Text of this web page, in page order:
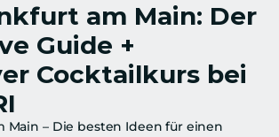
am Main: Der
Guide +
Cocktailkurs bei
Main – Die besten Ideen für einen